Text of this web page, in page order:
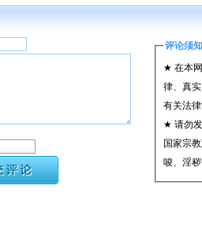
评论须知
★ 在本
律、真
有关法
★ 请勿
国家宗
唆、淫
★ 承担